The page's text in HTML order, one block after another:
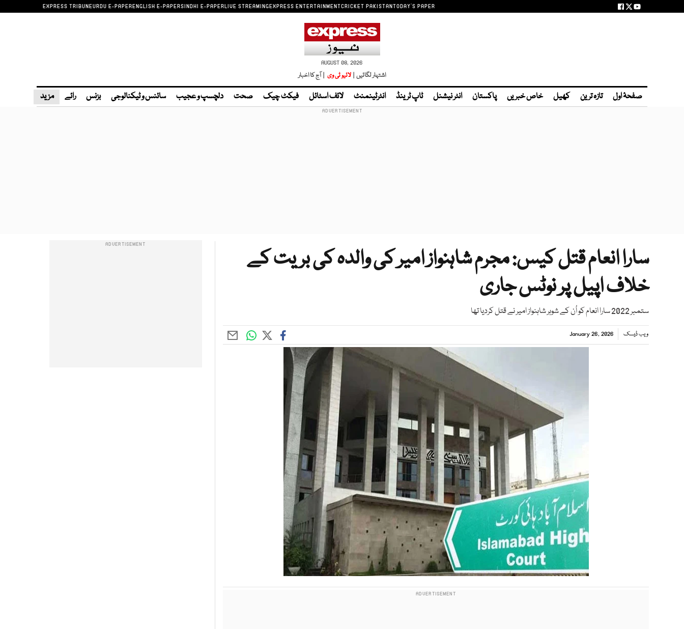
EXPRESS TRIBUNEURDU E-PAPERENGLISH E-PAPERSINDHI E-PAPERLIVE STREAMINGEXPRESS ENTERTAINMENTCRICKET PAKISTANTODAY'S PAPER
AUGUST 08, 2026
اشتہار لگائیں | لائیو ٹی وی | آج کا اخبار
صفحۂ اول تازہ ترین کھیل خاص خبریں پاکستان انٹر نیشنل ٹاپ ٹرینڈ انٹرٹینمنٹ لائف اسٹائل فیکٹ چیک صحت دلچسپ و عجیب سائنس و ٹیکنالوجی بزنس رائے مزید
سارا انعام قتل کیس: مجرم شاہنواز امیر کی والدہ کی بریت کے
خلاف اپیل پر نوٹس جاری
ستمبر 2022 سارا انعام کو اُن کے شوہر شاہنواز امیر نے قتل کردیا تھا
ویب ڈیسک January 26, 2026